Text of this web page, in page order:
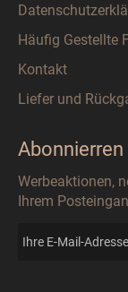
Häufig Gestellte
Kontakt
Liefer und
Abonnierren
Werbeaktionen,
Ihrem